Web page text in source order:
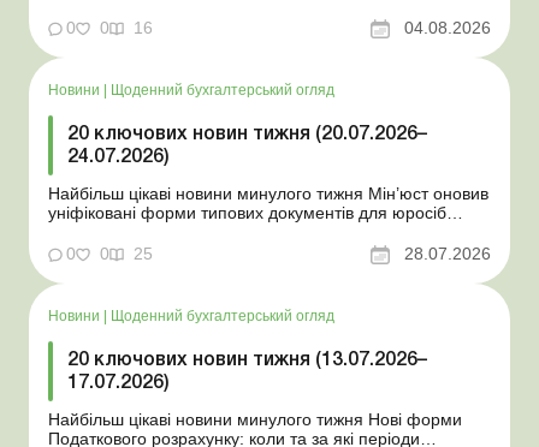
порядок зарахування окремих періодів роботи до стр...
0 0 16 04.08.2026
Новини Щоденний бухгалтерський огляд
20 ключових новин тижня (20.07.2026–
24.07.2026)
Найбільш цікаві новини минулого тижня Мін’юст оновив
уніфіковані форми типових документів для юросіб
координаційного центру з організації бронювання У
працівника виявлено статус «у розшуку»: що потрібно
0 0 25 28.07.2026
Новини Щоденний бухгалтерський огляд
20 ключових новин тижня (13.07.2026–
17.07.2026)
Найбільш цікаві новини минулого тижня Нові форми
Податкового розрахунку: коли та за які періоди